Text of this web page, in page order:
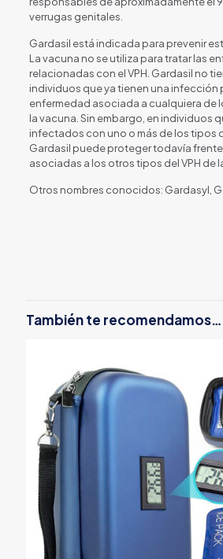
verrugas genitales.
Gardasil está indicada para prevenir
La vacuna no se utiliza para tratar las
relacionadas con el VPH. Gardasil no
individuos que ya tienen una infección
enfermedad asociada a cualquiera de
la vacuna. Sin embargo, en individuos
infectados con uno o más de los tipos
Gardasil puede proteger todavía
asociadas a los otros tipos del VPH de
Otros nombres conocidos: Gardasyl,
También te recomendamos…